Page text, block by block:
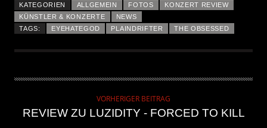
KATEGORIEN
ALLGEMEIN FOTOS
KONZERT REVIEW
KÜNSTLER & KONZERTE
NEWS
TAGS:
EYEHATEGOD PLAINDRIFTER THE OBSESSED
VORHERIGER BEITRAG
REVIEW ZU LUZIDITY - FORCED TO KILL